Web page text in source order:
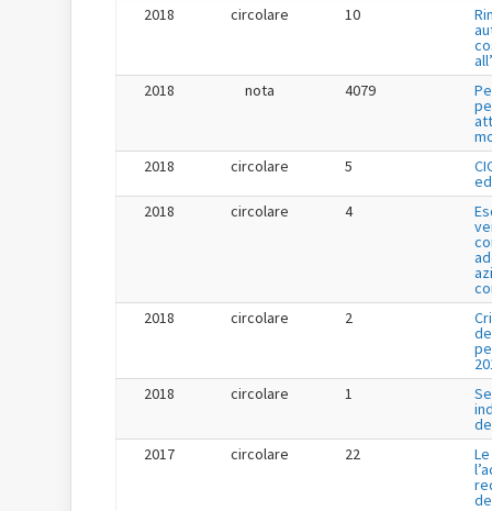
2018
circolare 10
2018
nota 4079
2018
circolare 5
2018
circolare 4
2018
circolare 2
2018
circolare 1
2017
circolare 22